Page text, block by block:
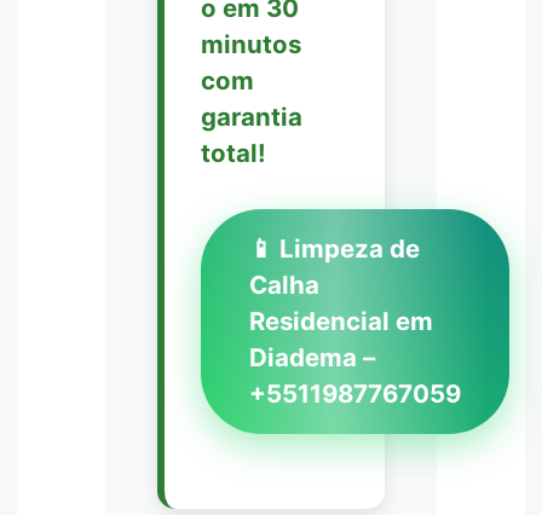
o em 30
minutos
com
garantia
total!
📱 Limpeza de
Calha
Residencial em
Diadema –
+5511987767059